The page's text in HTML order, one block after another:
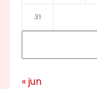
31
« jun